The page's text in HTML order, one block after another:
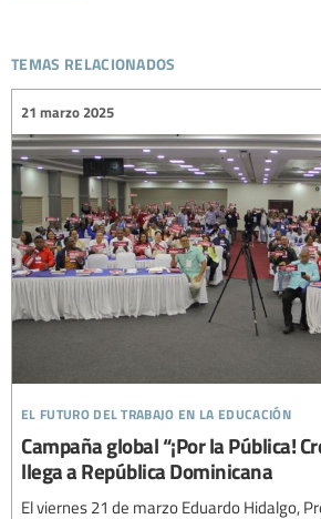
temas relacionados
el futuro del trabajo en la educación
21 marzo 2025
Campaña global “¡Por la Pública!
llega a República Dominicana
El viernes 21 de marzo Eduardo Hidalgo,